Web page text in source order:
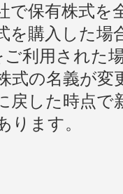
保有株式を
を購入した場
利用された
式の名義が
戻した時点で
ります。